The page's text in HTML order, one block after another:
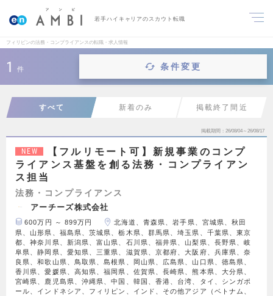
若手ハイキャリアのスカウト転職
フィリピンの法務・コンプライアンスの転職・求人情報
1 件 条件変更
すべて 新着のみ 掲載終了間近
掲載期間 26/08/04～26/08/17
NEW
【フルリモート可】新規事業のコンプ
ライアンス基盤を創る法務・コンプライアン
ス担当
法務・コンプライアンス
アーチーズ株式会社
600万円 ～ 899万円
北海道、青森県、岩手県、宮城県、秋田
県、山形県、福島県、茨城県、栃木県、群馬県、埼玉県、千葉県、東京
都、神奈川県、新潟県、富山県、石川県、福井県、山梨県、長野県、岐
阜県、静岡県、愛知県、三重県、滋賀県、京都府、大阪府、兵庫県、奈
良県、和歌山県、鳥取県、島根県、岡山県、広島県、山口県、徳島県、
香川県、愛媛県、高知県、福岡県、佐賀県、長崎県、熊本県、大分県、
宮崎県、鹿児島県、沖縄県、中国、韓国、香港、台湾、タイ、シンガポ
ール、インドネシア、フィリピン、インド、その他アジア（ベトナム、